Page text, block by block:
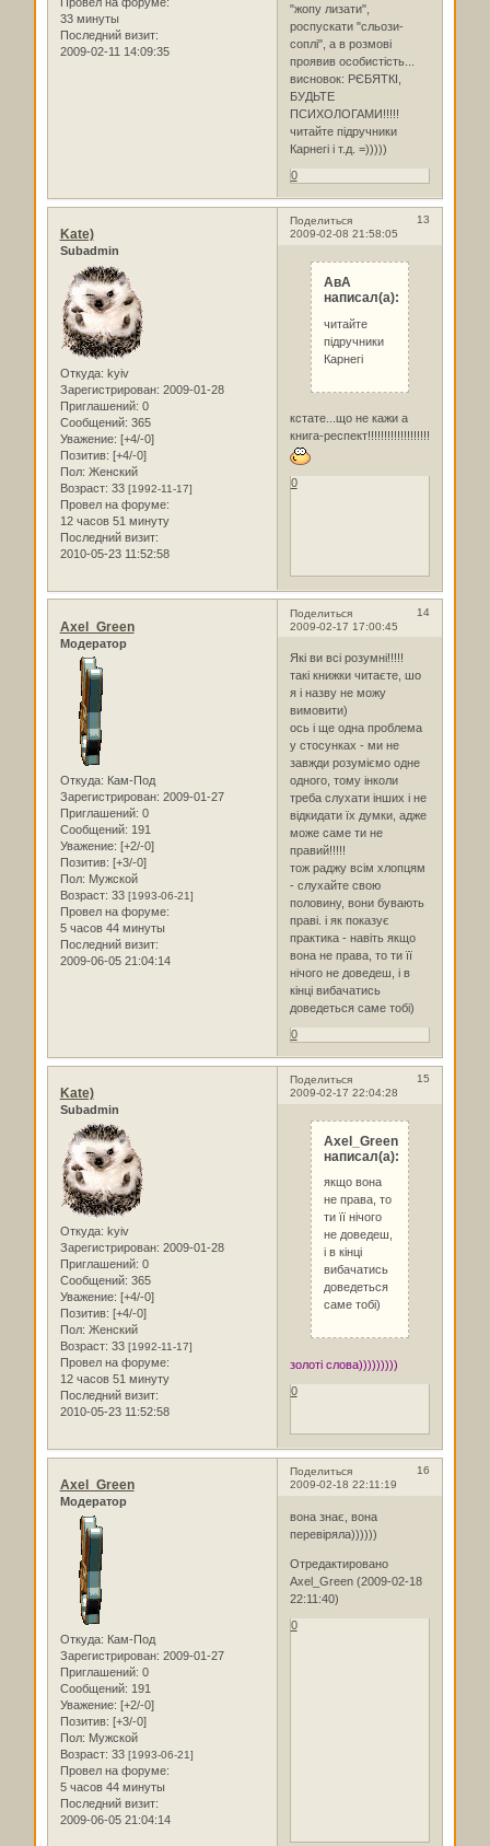
33 минуты
Последний визит:
2009-02-11 14:09:35
"жопу лизати",
роспускати "сльози-
соплі", а в розмові
проявив особистість...
висновок: РЄБЯТКІ,
БУДЬТЕ
ПСИХОЛОГАМИ!!!!!
читайте підручники
Карнегі і т.д. =)))))
0
Поделиться
13
2009-02-08 21:58:05
Kate)
Subadmin
Откуда: kyiv
Зарегистрирован: 2009-01-28
Приглашений: 0
Сообщений: 365
Уважение: [+4/-0]
Позитив: [+4/-0]
Пол: Женский
Возраст: 33 [1992-11-17]
Провел на форуме:
12 часов 51 минуту
Последний визит:
2010-05-23 11:52:58
АвА
написал(а):
читайте
підручники
Карнегі
кстате...що не кажи а
книга-респект!!!!!!!!!!!!!!!!!!!
0
Поделиться
14
2009-02-17 17:00:45
Axel_Green
Модератор
Откуда: Кам-Под
Зарегистрирован: 2009-01-27
Приглашений: 0
Сообщений: 191
Уважение: [+2/-0]
Позитив: [+3/-0]
Пол: Мужской
Возраст: 33 [1993-06-21]
Провел на форуме:
5 часов 44 минуты
Последний визит:
2009-06-05 21:04:14
Які ви всі розумні!!!!!
такі книжки читаєте, шо
я і назву не можу
вимовити)
ось і ще одна проблема
у стосунках - ми не
завжди розуміємо одне
одного, тому інколи
треба слухати інших і не
відкидати їх думки, адже
може саме ти не
правий!!!!!
тож раджу всім хлопцям
- слухайте свою
половину, вони бувають
праві. і як показує
практика - навіть якщо
вона не права, то ти її
нічого не доведеш, і в
кінці вибачатись
доведеться саме тобі)
0
Поделиться
15
2009-02-17 22:04:28
Kate)
Subadmin
Откуда: kyiv
Зарегистрирован: 2009-01-28
Приглашений: 0
Сообщений: 365
Уважение: [+4/-0]
Позитив: [+4/-0]
Пол: Женский
Возраст: 33 [1992-11-17]
Провел на форуме:
12 часов 51 минуту
Последний визит:
2010-05-23 11:52:58
Axel_Green
написал(а):
якщо вона
не права, то
ти її нічого
не доведеш,
і в кінці
вибачатись
доведеться
саме тобі)
золоті слова)))))))))
0
Поделиться
16
2009-02-18 22:11:19
Axel_Green
Модератор
Откуда: Кам-Под
Зарегистрирован: 2009-01-27
Приглашений: 0
Сообщений: 191
Уважение: [+2/-0]
Позитив: [+3/-0]
Пол: Мужской
Возраст: 33 [1993-06-21]
Провел на форуме:
5 часов 44 минуты
Последний визит:
2009-06-05 21:04:14
вона знає, вона
перевіряла))))))
Отредактировано
Axel_Green (2009-02-18
22:11:40)
0